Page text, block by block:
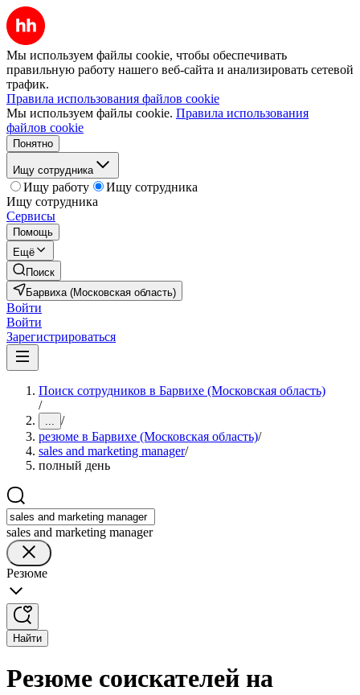
Мы используем файлы cookie, чтобы обеспечивать
правильную работу нашего веб-сайта и анализировать сетевой
трафик.
Правила использования файлов cookie
Мы используем файлы cookie. Правила использования
файлов cookie
Понятно
Ищу сотрудника
Ищу работу
Ищу сотрудника
Ищу сотрудника
Сервисы
Помощь
Ещё
Поиск
Барвиха (Московская область)
Войти
Войти
Зарегистрироваться
Поиск сотрудников в Барвихе (Московская область)
/
... /
резюме в Барвихе (Московская область)/
sales and marketing manager/
полный день
sales and marketing manager
Резюме
Найти
Резюме соискателей на